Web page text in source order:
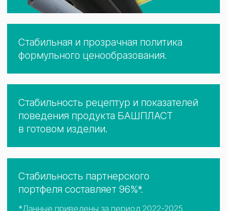
производства
11 000 м²
склад хранения химического сырья
пластификаторов